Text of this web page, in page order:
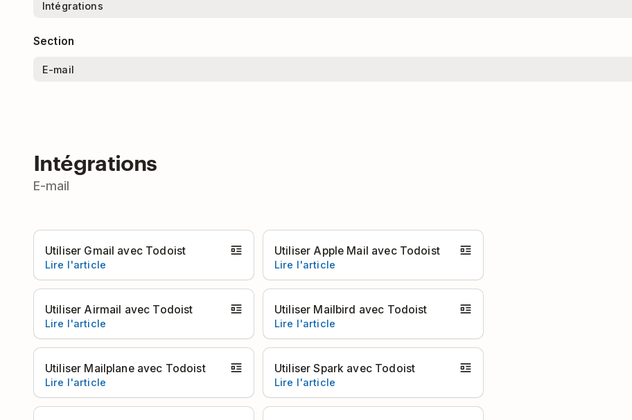
Section
Intégrations
E-mail
Utiliser Gmail avec Todoist
Lire l'article
Utiliser Apple Mail avec Todoist
Lire l'article
Utiliser Airmail avec Todoist
Lire l'article
Utiliser Mailbird avec Todoist
Lire l'article
Utiliser Mailplane avec Todoist
Lire l'article
Utiliser Spark avec Todoist
Lire l'article